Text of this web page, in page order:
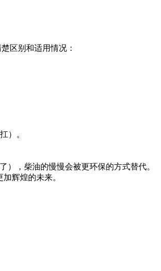
区别和适用情况：
）。
，柴油的慢慢会被更环保的方式替代。
辉煌的未来。